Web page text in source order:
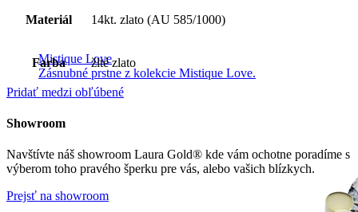
Mistique Love
Zásnubné prstne z kolekcie Mistique Love.
Materiál 14kt. zlato (AU 585/1000)
Farba žlté zlato
Pridať medzi obľúbené
Showroom
Navštívte náš showroom Laura Gold® kde vám ochotne poradíme s
výberom toho pravého šperku pre vás, alebo vašich blízkych.
Prejsť na showroom